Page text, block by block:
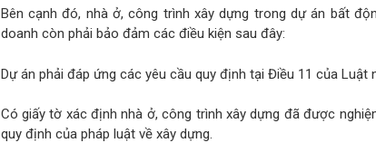
Bên cạnh đó, nhà ở, công trình xây dựng trong dự án bất
doanh còn phải bảo đảm các điều kiện sau đây:
Dự án phải đáp ứng các yêu cầu quy định tại Điều 11 của Luật
Có giấy tờ xác định nhà ở, công trình xây dựng đã được
quy định của pháp luật về xây dựng.